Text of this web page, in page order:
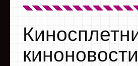
киноновости